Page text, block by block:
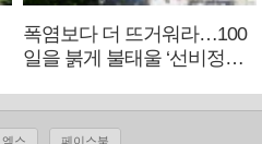
폭염보다 더 뜨거워라…100
일을 붉게 불태울 ‘선비정신’
엑스 페이스북